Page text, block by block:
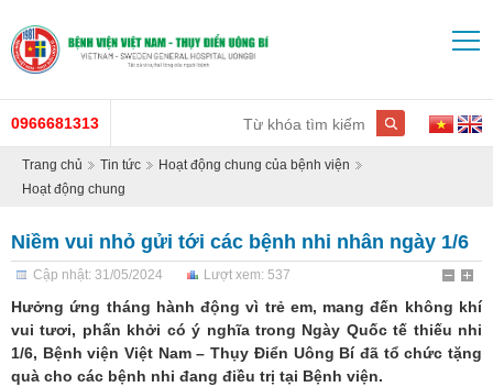
0966681313
Trang chủ Tin tức
Hoạt động chung của bệnh viện
Hoạt động chung
Niềm vui nhỏ gửi tới các bệnh nhi nhân ngày 1/6
Cập nhật: 31/05/2024 Lượt xem: 537
Hưởng ứng tháng hành động vì trẻ em, mang đến không khí
vui tươi, phấn khởi có ý nghĩa trong Ngày Quốc tế thiếu nhi
1/6, Bệnh viện Việt Nam – Thụy Điển Uông Bí đã tổ chức tặng
quà cho các bệnh nhi đang điều trị tại Bệnh viện.